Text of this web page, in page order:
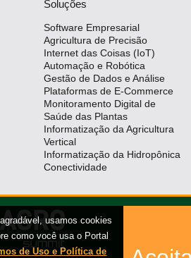
usamos cookies
como você usa o Portal
de Uso e Política de
Soluções
Software Empresarial
Agricultura de Precisão
Internet das Coisas (IoT)
Automação e Robótica
Gestão de Dados e Análise
Plataformas de E-Commerce
Monitoramento Digital de
Saúde das Plantas
Informatização da Agricultura
Vertical
Informatização da Hidropônica
Conectividade